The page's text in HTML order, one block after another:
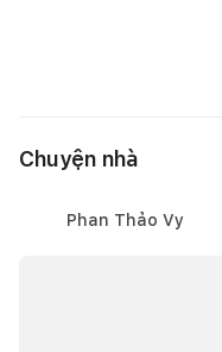
Chuyện nhà
Phan Thảo Vy